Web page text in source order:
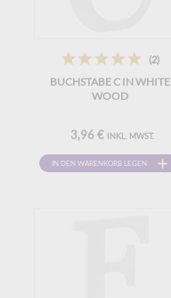
(2)
BUCHSTABE C IN WHITE
WOOD
3,96 € INKL. MWST.
IN DEN WARENKORB LEGEN